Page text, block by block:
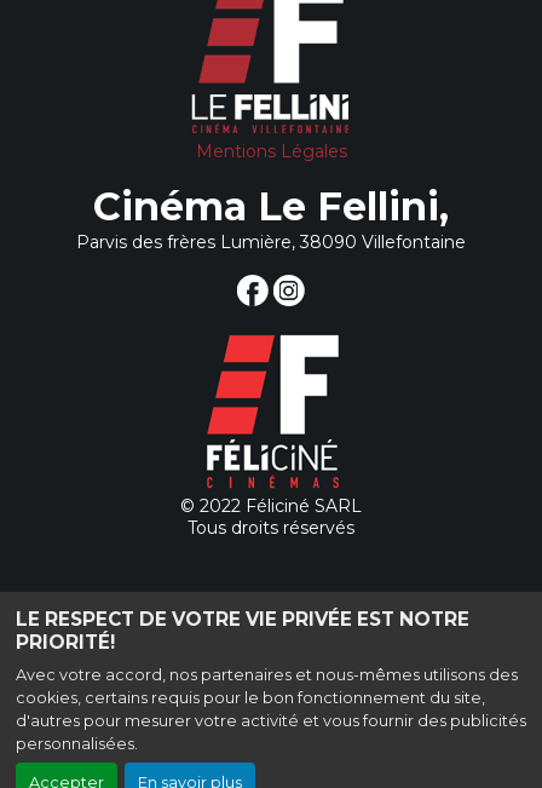
LE RESPECT DE VOTRE VIE PRIVÉE EST NOTRE
PRIORITÉ!
Avec votre accord, nos partenaires et nous-mêmes utilisons des
cookies, certains requis pour le bon fonctionnement du site,
d'autres pour mesurer votre activité et vous fournir des publicités
personnalisées.
Accepter En savoir plus
Mentions Légales
Cinéma Le Fellini,
Parvis des frères Lumière, 38090 Villefontaine
© 2022 Féliciné SARL
Tous droits réservés
57 Parvis des Frères Lumière, 38090 Villefontaine
|Mentions légales|Contact| Tel : 04 74 90 72 75
Création site internet www.erakys.com